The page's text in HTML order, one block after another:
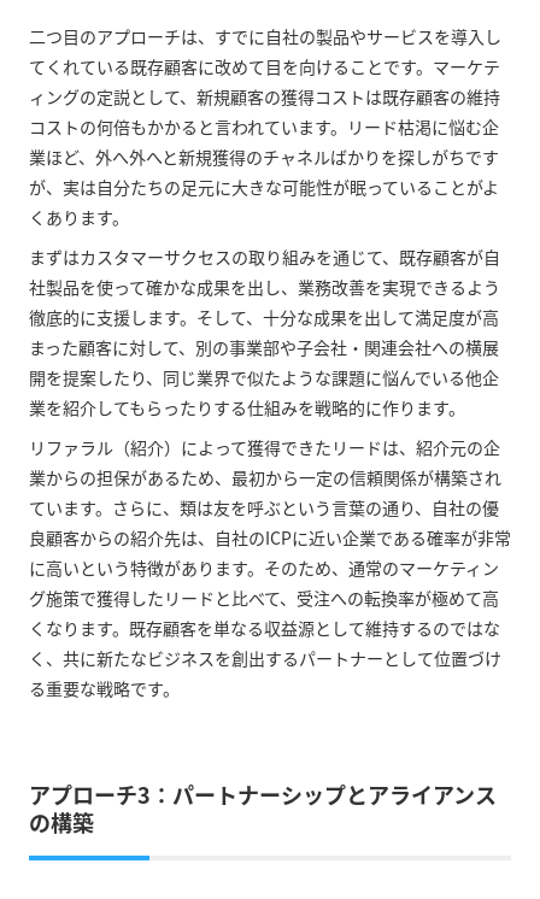
二つ目のアプローチは、すでに自社の製品やサービスを導入し
てくれている既存顧客に改めて目を向けることです。マーケテ
ィングの定説として、新規顧客の獲得コストは既存顧客の維持
コストの何倍もかかると言われています。リード枯渇に悩む企
業ほど、外へ外へと新規獲得のチャネルばかりを探しがちです
が、実は自分たちの足元に大きな可能性が眠っていることがよ
くあります。
まずはカスタマーサクセスの取り組みを通じて、既存顧客が自
社製品を使って確かな成果を出し、業務改善を実現できるよう
徹底的に支援します。そして、十分な成果を出して満足度が高
まった顧客に対して、別の事業部や子会社・関連会社への横展
開を提案したり、同じ業界で似たような課題に悩んでいる他企
業を紹介してもらったりする仕組みを戦略的に作ります。
リファラル（紹介）によって獲得できたリードは、紹介元の企
業からの担保があるため、最初から一定の信頼関係が構築され
ています。さらに、類は友を呼ぶという言葉の通り、自社の優
良顧客からの紹介先は、自社のICPに近い企業である確率が非常
に高いという特徴があります。そのため、通常のマーケティン
グ施策で獲得したリードと比べて、受注への転換率が極めて高
くなります。既存顧客を単なる収益源として維持するのではな
く、共に新たなビジネスを創出するパートナーとして位置づけ
る重要な戦略です。
アプローチ3：パートナーシップとアライアンス
の構築